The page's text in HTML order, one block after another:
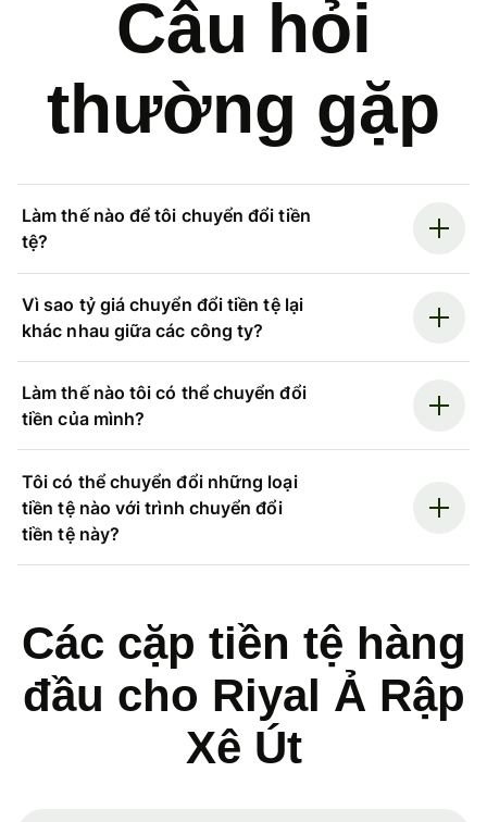
Câu hỏi
thường gặp
Làm thế nào để tôi chuyển đổi tiền
tệ?
Vì sao tỷ giá chuyển đổi tiền tệ lại
khác nhau giữa các công ty?
Làm thế nào tôi có thể chuyển đổi
tiền của mình?
Tôi có thể chuyển đổi những loại
tiền tệ nào với trình chuyển đổi
tiền tệ này?
Các cặp tiền tệ hàng
đầu cho Riyal Ả Rập
Xê Út